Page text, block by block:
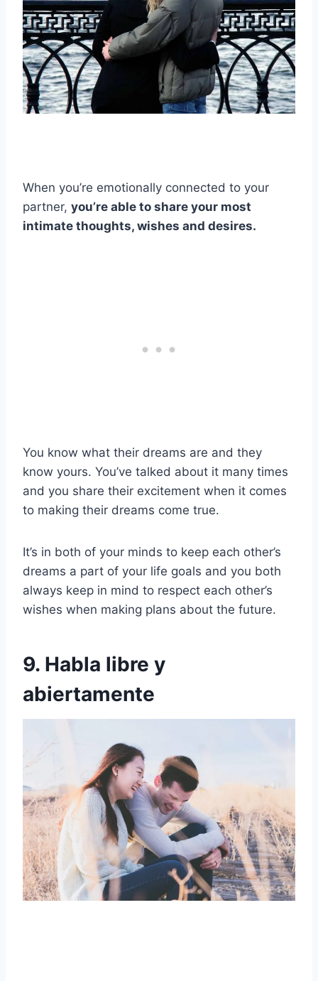
When you’re emotionally connected to your
partner, you’re able to share your most
intimate thoughts, wishes and desires.
You know what their dreams are and they
know yours. You’ve talked about it many times
and you share their excitement when it comes
to making their dreams come true.
It’s in both of your minds to keep each other’s
dreams a part of your life goals and you both
always keep in mind to respect each other’s
wishes when making plans about the future.
9. Habla libre y
abiertamente